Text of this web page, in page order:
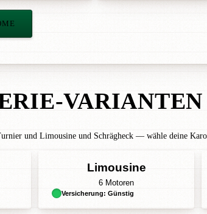
VARIANTEN
und Limousine und Schrägheck — wähle deine
Limousine
6 Motoren
Versicherung: Günstig